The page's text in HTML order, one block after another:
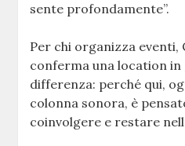
sente profondamente”.
Per chi organizza eventi,
conferma una location
differenza: perché qui,
colonna sonora, è
coinvolgere e restare